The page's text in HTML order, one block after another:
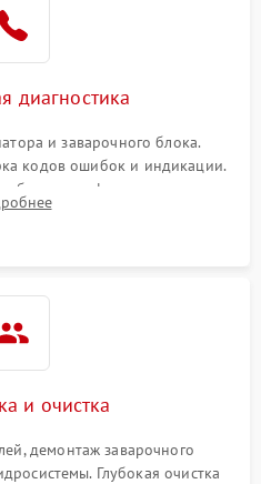
диагностика
и заварочного блока.
кодов ошибок и индикации.
и кофемолки на слух.
воды для выявления
и очистка
демонтаж заварочного
Глубокая очистка